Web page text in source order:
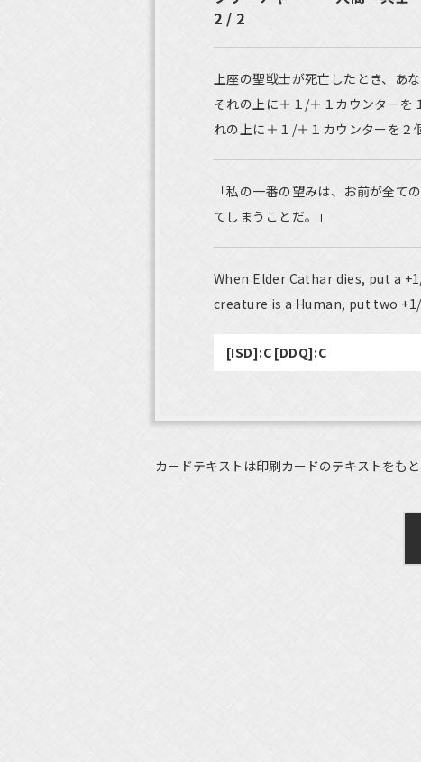
2 / 2
上座の聖戦士が死亡したとき、あ
それの上に＋１/＋１カウンターを
れの上に＋１/＋１カウンターを２
「私の一番の望みは、お前が全て
てしまうことだ。」
When Elder Cathar dies, put a
creature is a Human, put two
[ISD]:C [DDQ]:C
カードテキストは印刷カードのテキストをもと